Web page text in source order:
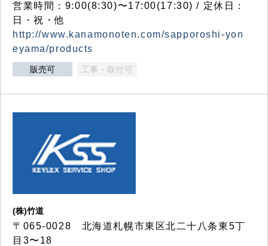
営業時間：9:00(8:30)〜17:00(17:30) / 定休日：
日・祝・他
http://www.kanamonoten.com/sapporoshi-yon
eyama/products
販売可 工事・取付可
(株)竹道
〒065-0028 北海道札幌市東区北二十八条東5丁
目3〜18